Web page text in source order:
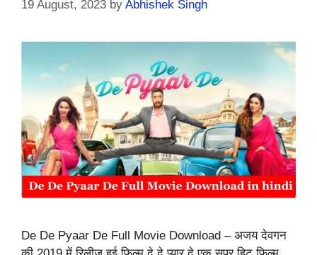
19 August, 2023 by Abhishek Singh
De De Pyaar De Full Movie Download – अजय देवगन